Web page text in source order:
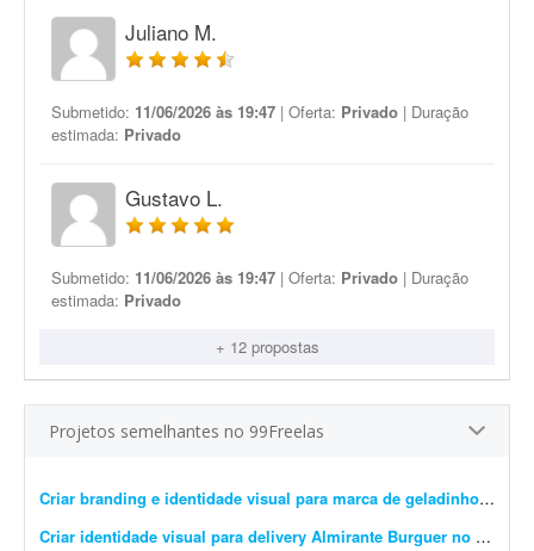
Juliano M.
Submetido: 11/06/2026 às 19:47 | Oferta: Privado | Duração
estimada: Privado
Gustavo L.
Submetido: 11/06/2026 às 19:47 | Oferta: Privado | Duração
estimada: Privado
+ 12 propostas
Projetos semelhantes no 99Freelas
Criar branding e identidade visual para marca de geladinhos gourmet
Criar identidade visual para delivery Almirante Burguer no litoral do RS